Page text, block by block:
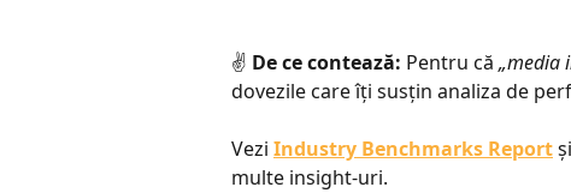
✌️ De ce contează: Pentru că „media
dovezile care îți susțin analiza de
Vezi Industry Benchmarks Report și
multe insight-uri.